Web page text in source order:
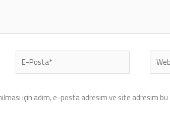
E-
Posta*
Web
sitesi
için adım, e-posta adresim ve site adresim bu